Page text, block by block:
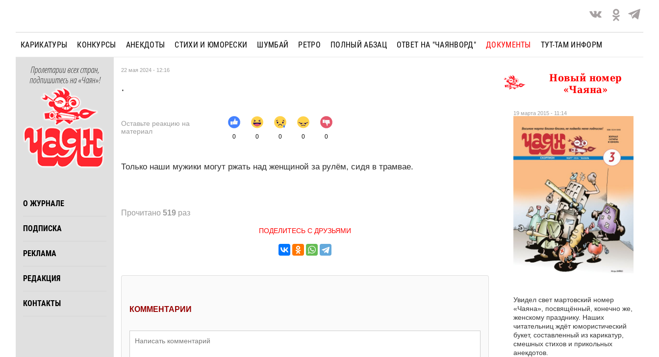
КАРИКАТУРЫ КОНКУРСЫ АНЕКДОТЫ СТИХИ И ЮМОРЕСКИ ШУМБАЙ РЕТРО ПОЛНЫЙ АБЗАЦ ОТВЕТ НА "ЧАЯНВОРД" ДОКУМЕНТЫ ТУТ-ТАМ ИНФОРМ
Пролетарии всех стран,
подпишитесь на «Чаян»!
О ЖУРНАЛЕ
ПОДПИСКА
РЕКЛАМА
РЕДАКЦИЯ
КОНТАКТЫ
22 мая 2024 - 12:16
.
Оставьте реакцию на
материал
0 0 0 0 0
Только наши мужики могут ржать над женщиной за рулём, сидя в трамвае.
Прочитано 519 раз
ПОДЕЛИТЕСЬ С ДРУЗЬЯМИ
КОММЕНТАРИИ
Новый номер
«Чаяна»
19 марта 2015 - 11:14
Увидел свет мартовский номер
«Чаяна», посвящённый, конечно же,
женскому празднику. Наших
читательниц ждёт юмористический
букет, составленный из карикатур,
смешных стихов и прикольных
анекдотов.